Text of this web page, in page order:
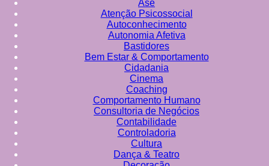
Asé
Atenção Psicossocial
Autoconhecimento
Autonomia Afetiva
Bastidores
Bem Estar & Comportamento
Cidadania
Cinema
Coaching
Comportamento Humano
Consultoria de Negócios
Contabilidade
Controladoria
Cultura
Dança & Teatro